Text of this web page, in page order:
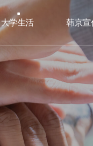
大学生活 韩京宣